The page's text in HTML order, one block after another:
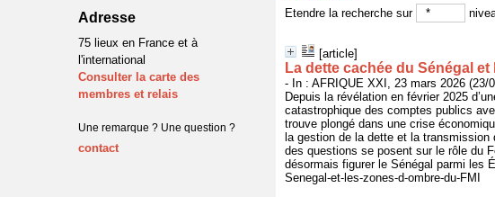
Etendre la recherche sur
[article]
La dette cachée du Sénégal et
- In : AFRIQUE XXI, 23 mars 2026 (23/
Depuis la révélation en février 2025
catastrophique des comptes publics
trouve plongé dans une crise
la gestion de la dette et la
des questions se posent sur le rôle du
désormais figurer le Sénégal parmi les
Senegal-et-les-zones-d-ombre-du-FMI
Adresse
75 lieux en France et à
l'international
Consulter la carte des
membres et relais
Une remarque ? Une question ?
contact